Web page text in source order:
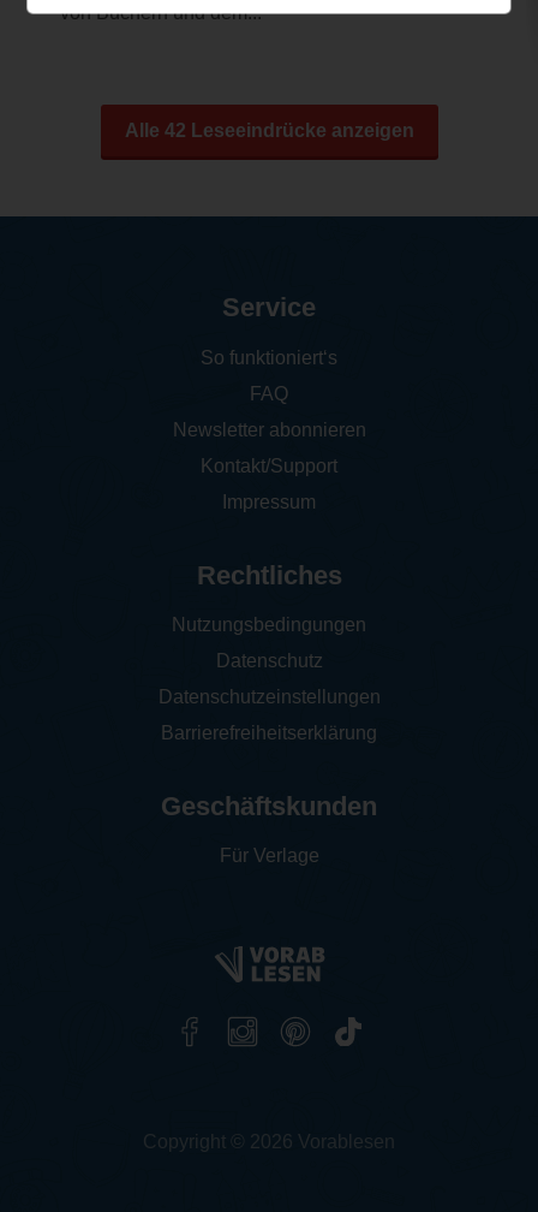
von Büchern und dem...
Alle 42 Leseeindrücke anzeigen
Service
So funktioniert‘s
FAQ
Newsletter abonnieren
Kontakt/Support
Impressum
Rechtliches
Nutzungsbedingungen
Datenschutz
Datenschutzeinstellungen
Barrierefreiheitserklärung
Geschäftskunden
Für Verlage
Copyright © 2026 Vorablesen